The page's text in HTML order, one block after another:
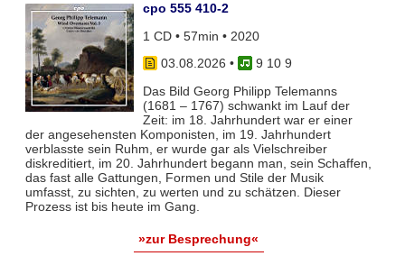
cpo 555 410-2
1 CD • 57min • 2020
03.08.2026 •
9 10 9
Das Bild Georg Philipp Telemanns
(1681 – 1767) schwankt im Lauf der
Zeit: im 18. Jahrhundert war er einer
der angesehensten Komponisten, im 19. Jahrhundert
verblasste sein Ruhm, er wurde gar als Vielschreiber
diskreditiert, im 20. Jahrhundert begann man, sein Schaffen,
das fast alle Gattungen, Formen und Stile der Musik
umfasst, zu sichten, zu werten und zu schätzen. Dieser
Prozess ist bis heute im Gang.
»zur Besprechung«